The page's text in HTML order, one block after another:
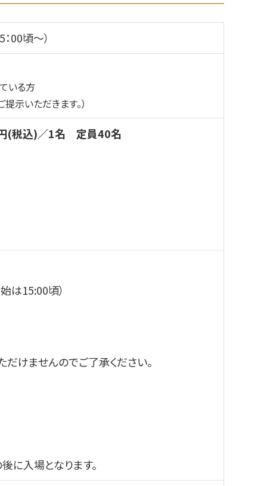
00頃～）
いる方
示いただきます。）
円(税込)／1名 定員40名
は15:00頃）
けませんのでご了承ください。
に入場となります。